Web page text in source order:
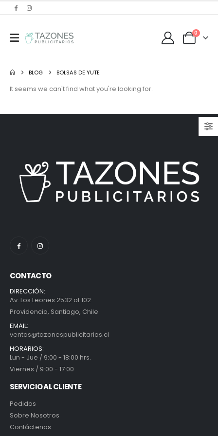
0
BLOG BOLSAS DE YUTE
It seems we can't find what you're looking for.
CONTACTO
DIRECCIÓN:
Av. Los Leones 2532 of 102
Providencia, Santiago, Chile
EMAIL:
ventas@tazonespublicitarios.cl
HORARIOS:
Lun - Jue / 9:00 - 18:00 hrs.
Viernes / 9:00 - 17:00
SERVICIO AL CLIENTE
Pedidos
Sobre Nosotros
Contáctenos